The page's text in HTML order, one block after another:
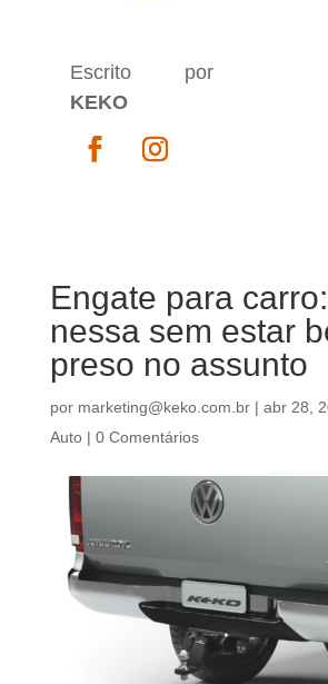
Escrito por
KEKO
Engate para
nessa sem estar
preso no assunto
por marketing@keko.com.br| abr 28,
Auto| 0 Comentários